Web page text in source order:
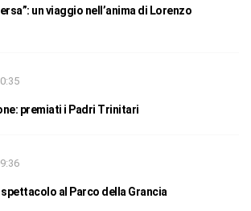
un viaggio nell’anima di Lorenzo
premiati i Padri Trinitari
al Parco della Grancia